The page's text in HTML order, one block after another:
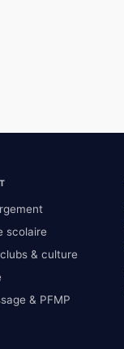
scolaire
& culture
& PFMP